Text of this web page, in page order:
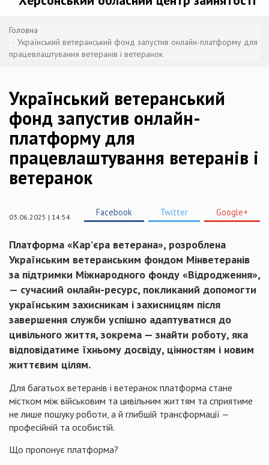
Головна
Український ветеранський фонд запустив онлайн-платформу для
працевлаштування ветеранів і ветеранок
Український ветеранський
фонд запустив онлайн-
платформу для
працевлаштування ветеранів і
ветеранок
03.06.2025 | 14:54 Facebook Twitter Google+
Платформа «Кар’єра ветерана», розроблена
Українським ветеранським фондом Мінветеранів
за підтримки Міжнародного фонду «Відродження»,
— сучасний онлайн-ресурс, покликаний допомогти
українським захисникам і захисницям після
завершення служби успішно адаптуватися до
цивільного життя, зокрема — знайти роботу, яка
відповідатиме їхньому досвіду, цінностям і новим
життєвим цілям.
Для багатьох ветеранів і ветеранок платформа стане
містком між військовим та цивільним життям та сприятиме
не лише пошуку роботи, а й глибшій трансформації —
професійній та особистій.
Що пропонує платформа?